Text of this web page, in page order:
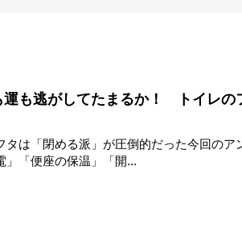
運も逃がしてたまるか！ トイレの
タは「閉める派」が圧倒的だった今回のア
」「便座の保温」「開...